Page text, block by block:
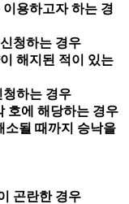
용하고자 하는 경
청하는 경우
해지된 적이 있는
하는 경우
호에 해당하는 경우
소될 때까지 승낙을
곤란한 경우